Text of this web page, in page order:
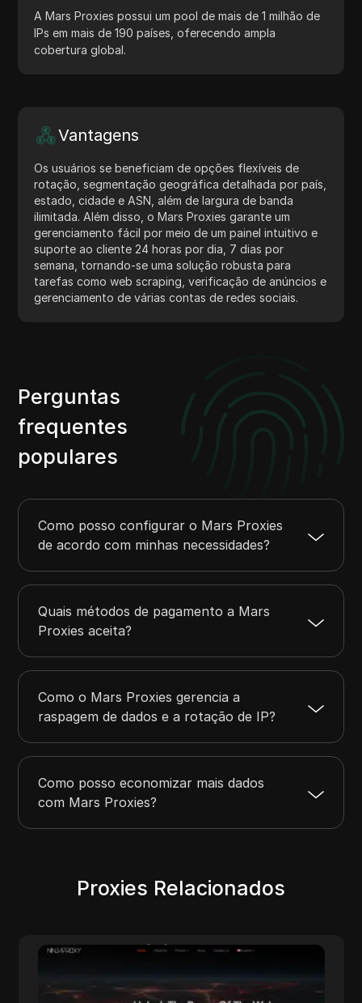
A Mars Proxies possui um pool de mais de 1 milhão de
IPs em mais de 190 países, oferecendo ampla
cobertura global.
Vantagens
Os usuários se beneficiam de opções flexíveis de
rotação, segmentação geográfica detalhada por país,
estado, cidade e ASN, além de largura de banda
ilimitada. Além disso, o Mars Proxies garante um
gerenciamento fácil por meio de um painel intuitivo e
suporte ao cliente 24 horas por dia, 7 dias por
semana, tornando-se uma solução robusta para
tarefas como web scraping, verificação de anúncios e
gerenciamento de várias contas de redes sociais.
Perguntas
frequentes
populares
Como posso configurar o Mars Proxies
de acordo com minhas necessidades?
Quais métodos de pagamento a Mars
Proxies aceita?
Como o Mars Proxies gerencia a
raspagem de dados e a rotação de IP?
Como posso economizar mais dados
com Mars Proxies?
Proxies Relacionados
NinjaProxy
NinjaProxy é um fornecedor popular de